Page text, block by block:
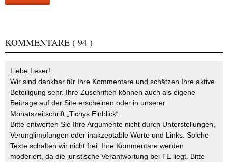
KOMMENTARE ( 94 )
Liebe Leser!
Wir sind dankbar für Ihre Kommentare und schätzen Ihre aktive
Beteiligung sehr. Ihre Zuschriften können auch als eigene
Beiträge auf der Site erscheinen oder in unserer
Monatszeitschrift „Tichys Einblick“.
Bitte entwerten Sie Ihre Argumente nicht durch Unterstellungen,
Verunglimpfungen oder inakzeptable Worte und Links. Solche
Texte schalten wir nicht frei. Ihre Kommentare werden
moderiert, da die juristische Verantwortung bei TE liegt. Bitte